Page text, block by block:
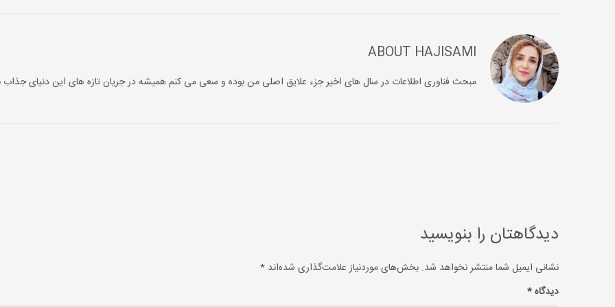
ABOUT HAJISAMI
مبحث فناوری اطلاعات در سال های اخیر جزء علایق اصلی من بوده و سعی می کنم همیشه در جریان تازه های این دنیای جذاب
دیدگاهتان را بنویسید
نشانی ایمیل شما منتشر نخواهد شد. بخش‌های موردنیاز علامت‌گذاری شده‌اند*
دیدگاه*